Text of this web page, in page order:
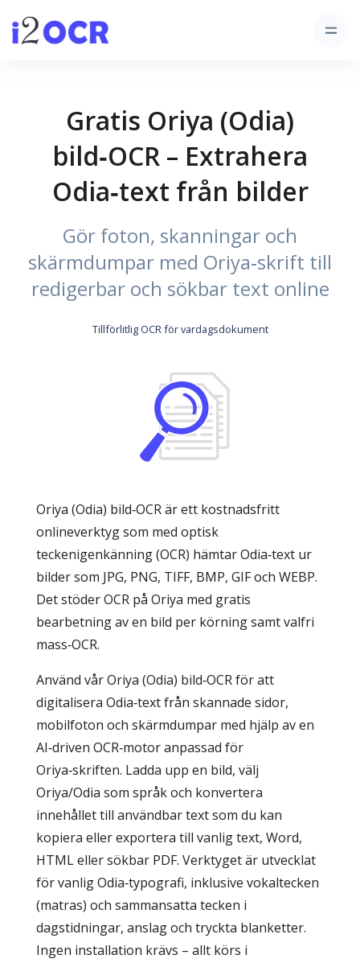
Gratis Oriya (Odia)
bild‑OCR – Extrahera
Odia‑text från bilder
Gör foton, skanningar och
skärmdumpar med Oriya‑skrift till
redigerbar och sökbar text online
Tillförlitlig OCR för vardagsdokument
Oriya (Odia) bild‑OCR är ett kostnadsfritt
onlineverktyg som med optisk
teckenigenkänning (OCR) hämtar Odia‑text ur
bilder som JPG, PNG, TIFF, BMP, GIF och WEBP.
Det stöder OCR på Oriya med gratis
bearbetning av en bild per körning samt valfri
mass‑OCR.
Använd vår Oriya (Odia) bild‑OCR för att
digitalisera Odia‑text från skannade sidor,
mobilfoton och skärmdumpar med hjälp av en
AI‑driven OCR‑motor anpassad för
Oriya‑skriften. Ladda upp en bild, välj
Oriya/Odia som språk och konvertera
innehållet till användbar text som du kan
kopiera eller exportera till vanlig text, Word,
HTML eller sökbar PDF. Verktyget är utvecklat
för vanlig Odia‑typografi, inklusive vokaltecken
(matras) och sammansatta tecken i
dagstidningar, anslag och tryckta blanketter.
Ingen installation krävs – allt körs i